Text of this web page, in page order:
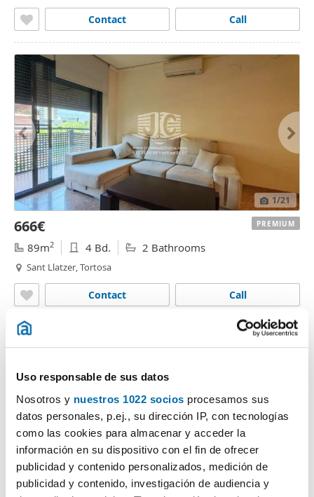
Uso responsable de sus datos
Nosotros y nuestros 1022 socios procesamos sus
datos personales, p.ej., su dirección IP, con tecnologías
como las cookies para almacenar y acceder la
información en su dispositivo con el fin de ofrecer
publicidad y contenido personalizados, medición de
publicidad y contenido, investigación de audiencia y
Call
Contact
1/21
666€
89m2 4 Bd. 2 Bathrooms
Sant Llatzer, Tortosa
Call
Contact
PREMIUM